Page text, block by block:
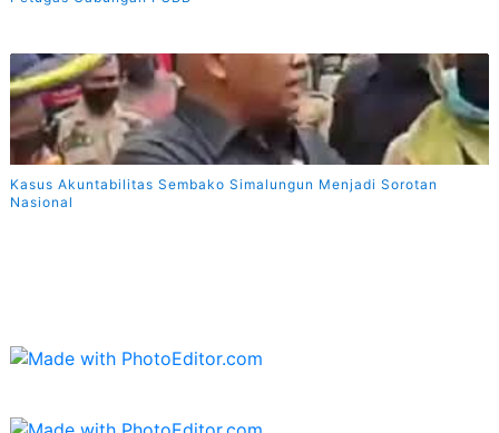
Kasus Akuntabilitas Sembako Simalungun Menjadi Sorotan
Nasional